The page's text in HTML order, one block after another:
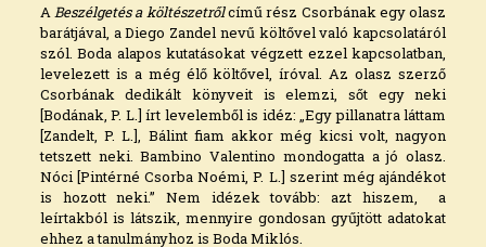
ABeszélgetés a költészetrőlcímű rész Csorbának egy olasz
barátjával, a Diego Zandel nevű költővel való kapcsolatáról
szól. Boda alapos kutatásokat végzett ezzel kapcsolatban,
levelezett is a még élő költővel, íróval. Az olasz szerző
Csorbának dedikált könyveit is elemzi, sőt egy neki
[Bodának, P. L.] írt levelemből is idéz: „Egy pillanatra láttam
[Zandelt, P. L.], Bálint fiam akkor még kicsi volt, nagyon
tetszett neki. Bambino Valentino mondogatta a jó olasz.
Nóci [Pintérné Csorba Noémi, P. L.] szerint még ajándékot
is hozott neki.” Nem idézek tovább: azt hiszem, a
leírtakból is látszik, mennyire gondosan gyűjtött adatokat
ehhez a tanulmányhoz is Boda Miklós.